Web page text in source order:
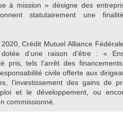
à mission » désigne des
statutairement une
Crédit Mutuel Alliance
d’une raison d’être : «
pris, tels l’arrêt des
civile offerte aux
l’investissement des gains de
et le développement, ou
commissionné.